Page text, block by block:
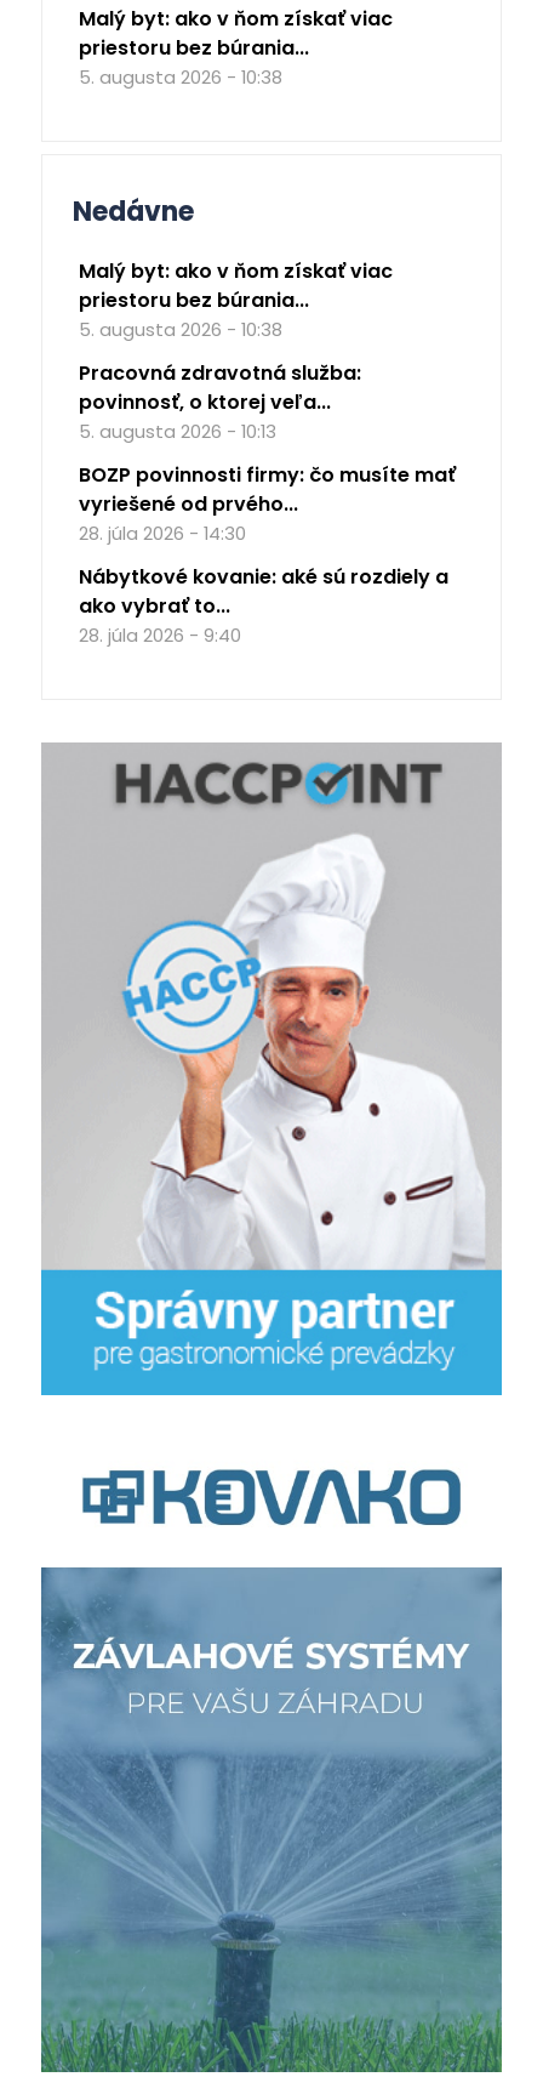
Malý byt: ako v ňom získať viac
priestoru bez búrania...
5. augusta 2026 - 10:38
Nedávne
Malý byt: ako v ňom získať viac
priestoru bez búrania...
5. augusta 2026 - 10:38
Pracovná zdravotná služba:
povinnosť, o ktorej veľa...
5. augusta 2026 - 10:13
BOZP povinnosti firmy: čo musíte mať
vyriešené od prvého...
28. júla 2026 - 14:30
Nábytkové kovanie: aké sú rozdiely a
ako vybrať to...
28. júla 2026 - 9:40